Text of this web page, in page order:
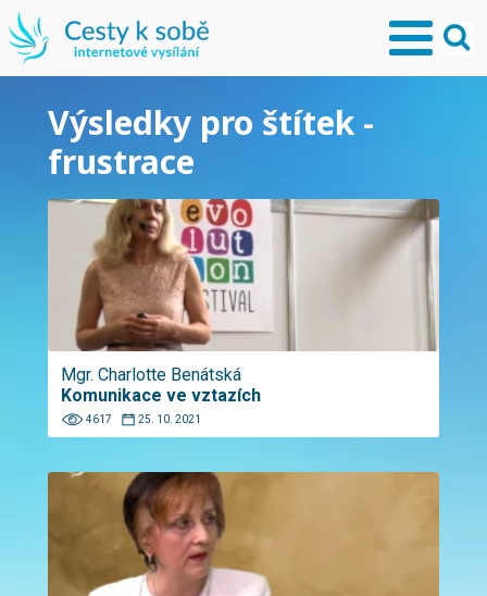
Výsledky pro štítek -
frustrace
Mgr. Charlotte Benátská
Komunikace ve vztazích
4617 25. 10. 2021